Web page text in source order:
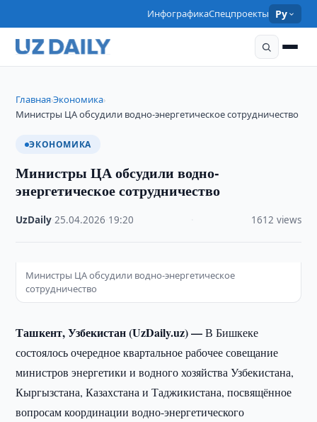
ИнфографикаСпецпроекты Ру
Главная›Экономика›
Министры ЦА обсудили водно-энергетическое сотрудничество
ЭКОНОМИКА
Министры ЦА обсудили водно-
энергетическое сотрудничество
UzDaily ·25.04.2026 19:20 1612 views
Министры ЦА обсудили водно-энергетическое
сотрудничество
Ташкент, Узбекистан (UzDaily.uz) —В Бишкеке
состоялось очередное квартальное рабочее совещание
министров энергетики и водного хозяйства Узбекистана,
Кыргызстана, Казахстана и Таджикистана, посвящённое
вопросам координации водно-энергетического